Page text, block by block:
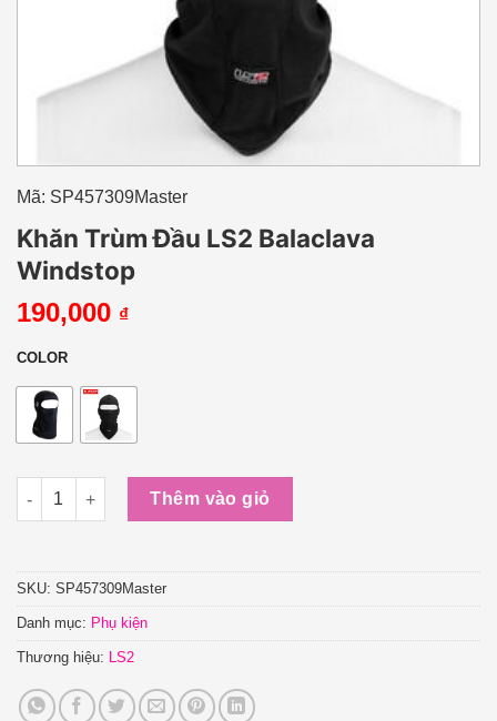
Mã: SP457309Master
Khăn Trùm Đầu LS2 Balaclava
Windstop
190,000 ₫
COLOR
Khăn Trùm Đầu LS2 Balaclava Windstop số lượng
Thêm vào giỏ
SKU: SP457309Master
Danh mục: Phụ kiện
Thương hiệu: LS2